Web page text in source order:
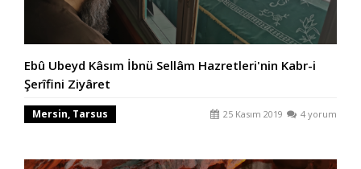
Ebû Ubeyd Kâsım İbnü Sellâm Hazretleri'nin Kabr-i
Şerîfini Ziyâret
Mersin, Tarsus 25 Kasım 2019 4 yorum